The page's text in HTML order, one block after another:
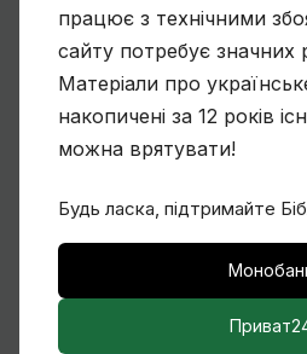
Спогади Марії
Михайла
Касіяна про
Примаченко на
працює з технічними
сайту потребує значних
Матеріали про
накопичені за 12 років
можна врятувати!
Будь ласка, підтримайте